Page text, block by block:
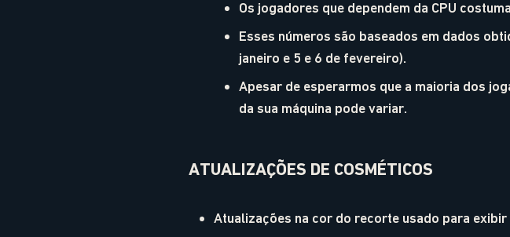
Os jogadores que dependem da CPU
Esses números são baseados em dados
janeiro e 5 e 6 de fevereiro).
Apesar de esperarmos que a maioria dos
da sua máquina pode variar.
ATUALIZAÇÕES DE COSMÉTICOS
Atualizações na cor do recorte usado para